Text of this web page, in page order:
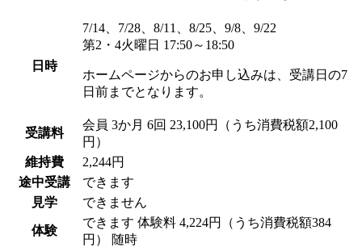
日時
7/14、7/28、8/11、8/25、9/8、9/22
第2・4火曜日 17:50～18:50
ホームページからのお申し込みは、受講日の7
日前までとなります。
受講料
会員 3か月 6回 23,100円（うち消費税額2,100
円）
維持費
2,244円
途中受講
できます
見学
できません
体験
できます 体験料 4,224円（うち消費税額384
円）
随時